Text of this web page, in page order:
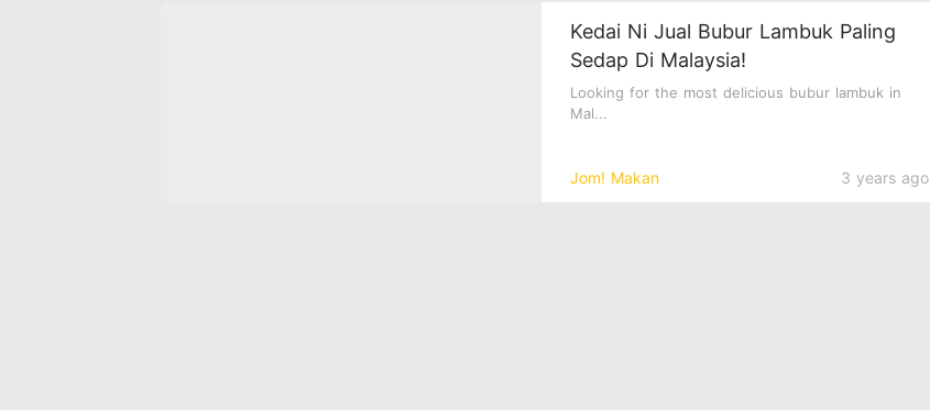
Jom! Makan 3 years ago
Kedai Ni Jual Bubur Lambuk Paling
Sedap Di Malaysia!
Looking for the most delicious bubur lambuk in
Mal...